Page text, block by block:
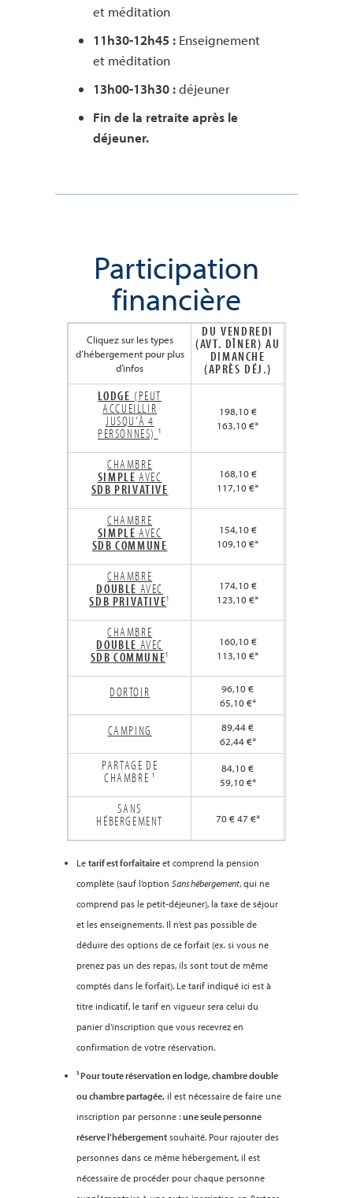
et méditation
11h30-12h45 :Enseignement
et méditation
13h00-13h30 :déjeuner
Fin de la retraite après le
déjeuner.
Participation
financière
Cliquez sur les types
d’hébergement pour plus
d’infos
DU VENDREDI
(AVT. DÎNER) AU
DIMANCHE
(APRÈS DÉJ.)
LODGE (PEUT
ACCUEILLIR
JUSQU’À 4
PERSONNES) ¹
198,10 €
163,10 €*
CHAMBRE
SIMPLE AVEC
SDB PRIVATIVE
168,10 €
117,10 €*
CHAMBRE
SIMPLE AVEC
SDB COMMUNE
154,10 €
109,10 €*
CHAMBRE
DOUBLE AVEC
SDB PRIVATIVE¹
174,10 €
123,10 €*
CHAMBRE
DOUBLE AVEC
SDB COMMUNE¹
160,10 €
113,10 €*
DORTOIR
96,10 €
65,10 €*
CAMPING
89,44 €
62,44 €*
PARTAGE DE
CHAMBRE ¹
84,10 €
59,10 €*
SANS
HÉBERGEMENT
70 € 47 €*
Letarif est forfaitaire et comprend la pension
complète (sauf l’optionSans hébergement, qui ne
comprend pas le petit-déjeuner), la taxe de séjour
et les enseignements. Il n’est pas possible de
déduire des options de ce forfait (ex. si vous ne
prenez pas un des repas, ils sont tout de même
comptés dans le forfait). Le tarif indiqué ici est à
titre indicatif, le tarif en vigueur sera celui du
panier d’inscription que vous recevrez en
confirmation de votre réservation.
¹ Pour toute réservation en lodge, chambre double
ou chambre partagée, il est nécessaire de faire une
inscription par personne :une seule personne
réserve l’hébergement souhaité. Pour rajouter des
personnes dans ce même hébergement, il est
nécessaire de procéder pour chaque personne